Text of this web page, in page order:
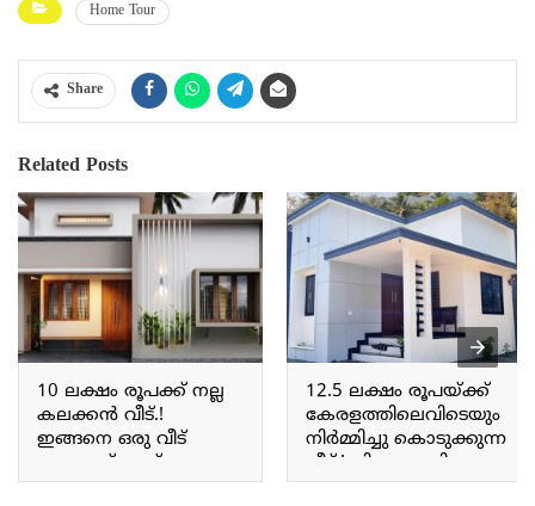
Home Tour
Share
Related Posts
10 ലക്ഷം രൂപക്ക് നല്ല
കലക്കൻ വീട്.!
ഇങ്ങനെ ഒരു വീട്
ആരാണ് സ്വപ്നം
കാണാത്തത്;
12.5 ലക്ഷം രൂപയ്ക്ക്
കേരളത്തിലെവിടെയും
നിർമ്മിച്ചു കൊടുക്കുന്ന
വീട്.! വിശദമായി
അറിയാം | 12.5 lakhs